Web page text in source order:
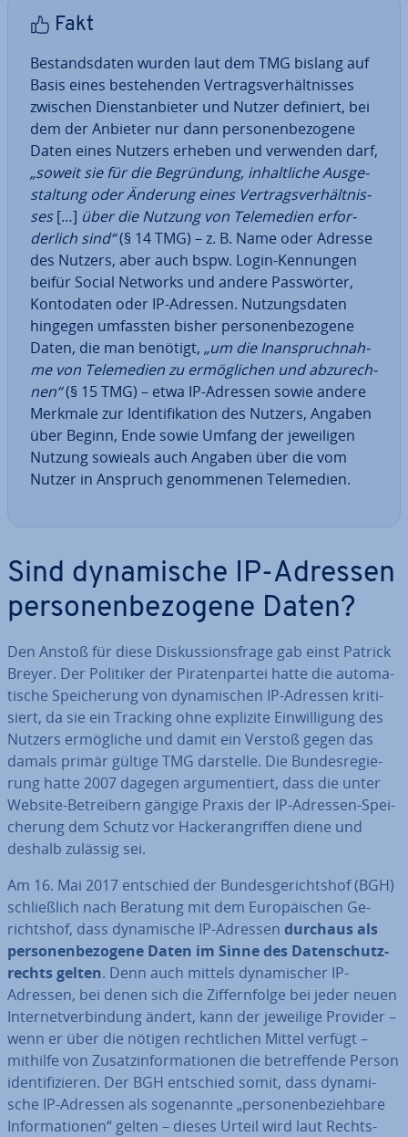
Fakt
Be­stands­da­ten wurden laut dem TMG bislang auf
Basis eines be­stehen­den Ver­trags­ver­hält­nis­ses
zwischen Dienst­an­bie­ter und Nutzer definiert, bei
dem der Anbieter nur dann per­so­nen­be­zo­ge­ne
Daten eines Nutzers erheben und verwenden darf,
„soweit sie für die Be­grün­dung, in­halt­li­che Aus­ge­
stal­tung oder Änderung eines Ver­trags­ver­hält­nis­
ses[…] über die Nutzung von Te­le­me­di­en er­for­
der­lich sind“(§ 14 TMG) – z. B. Name oder Adresse
des Nutzers, aber auch bspw. Login-Kennungen
beifür Social Networks und andere Pass­wör­ter,
Kon­to­da­ten oder IP-Adressen. Nut­zungs­da­ten
hingegen umfassten bisher per­so­nen­be­zo­ge­ne
Daten, die man benötigt, „um die In­an­spruch­nah­
me von Te­le­me­di­en zu er­mög­li­chen und ab­zu­rech­
nen“(§ 15 TMG) – etwa IP-Adressen sowie andere
Merkmale zur Iden­ti­fi­ka­ti­on des Nutzers, Angaben
über Beginn, Ende sowie Umfang der je­wei­li­gen
Nutzung sowieals auch Angaben über die vom
Nutzer in Anspruch ge­nom­me­nen Te­le­me­di­en.
Sind dy­na­mi­sche IP-Adressen
per­so­nen­be­zo­ge­ne Daten?
Den Anstoß für diese Dis­kus­si­ons­fra­ge gab einst Patrick
Breyer. Der Politiker der Pi­ra­ten­par­tei hatte die au­to­ma­
ti­sche Spei­che­rung von dy­na­mi­schen IP-Adressen kri­ti­
siert, da sie ein Tracking ohne explizite Ein­wil­li­gung des
Nutzers er­mög­li­che und damit ein Verstoß gegen das
damals primär gültige TMG darstelle. Die Bun­des­re­gie­
rung hatte 2007 dagegen ar­gu­men­tiert, dass die unter
Website-Be­trei­bern gängige Praxis der IP-Adressen-Spei­
che­rung dem Schutz vor Ha­cker­an­grif­fen diene und
deshalb zulässig sei.
Am 16. Mai 2017 entschied der Bun­des­ge­richts­hof (BGH)
schließ­lich nach Beratung mit dem Eu­ro­päi­schen Ge­
richts­hof, dass dy­na­mi­sche IP-Adressen durchaus als
per­so­nen­be­zo­ge­ne Daten im Sinne des Da­ten­schutz­
rechts gelten. Denn auch mittels dy­na­mi­scher IP-
Adressen, bei denen sich die Zif­fern­fol­ge bei jeder neuen
In­ter­net­ver­bin­dung ändert, kann der jeweilige Provider –
wenn er über die nötigen recht­li­chen Mittel verfügt –
mithilfe von Zu­satz­in­for­ma­tio­nen die be­tref­fen­de Person
iden­ti­fi­zie­ren. Der BGH entschied somit, dass dy­na­mi­
sche IP-Adressen als so­ge­nann­te „per­so­nen­be­zieh­ba­re
In­for­ma­tio­nen“ gelten – dieses Urteil wird laut Rechts­